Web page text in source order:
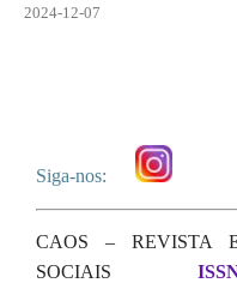
2024-12-07
Siga-nos:
CAOS – REVISTA
SOCIAIS